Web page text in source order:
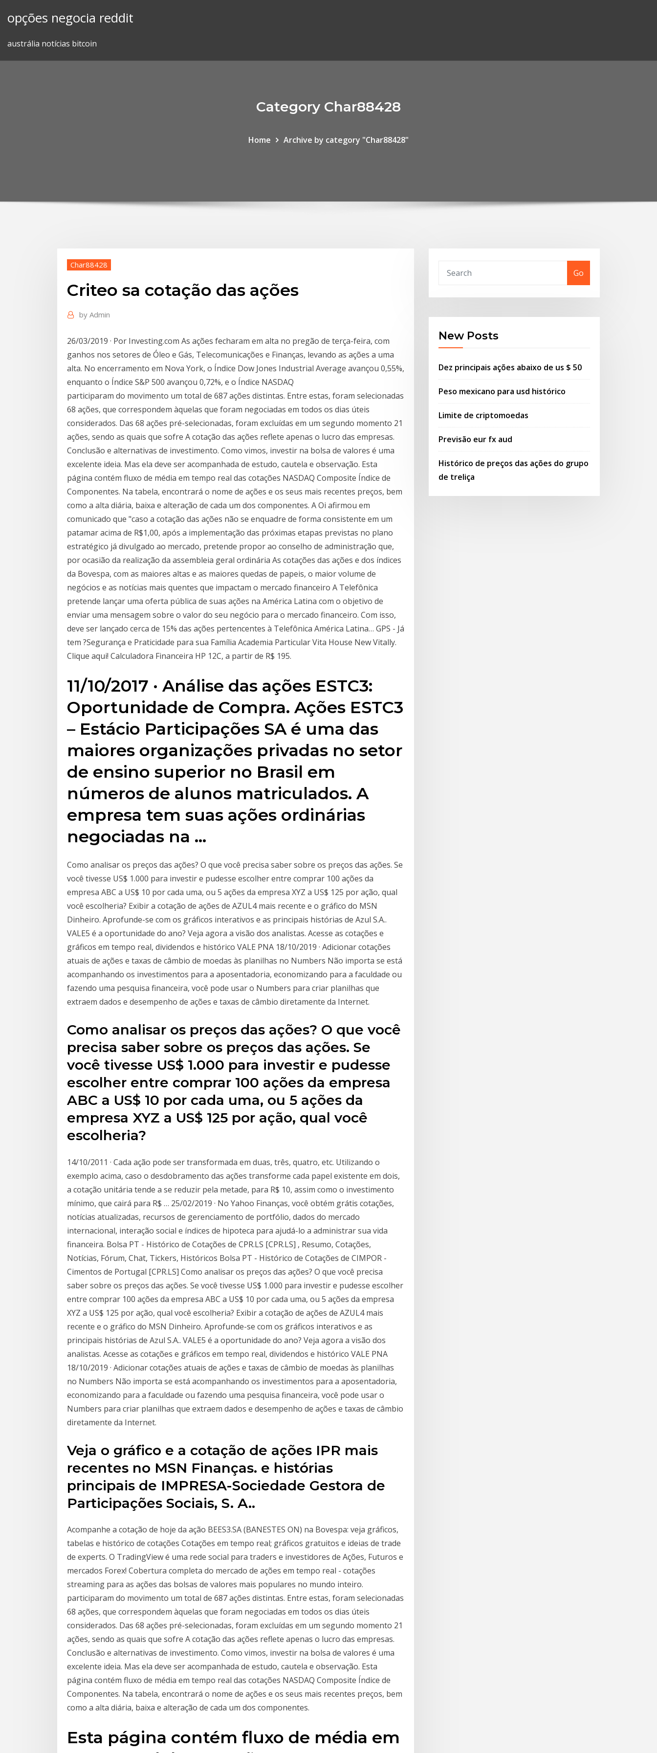
opções negocia reddit
austrália notícias bitcoin
Category Char88428
Home Archive by category "Char88428"
Char88428
Criteo sa cotação das ações
by Admin
26/03/2019 · Por Investing.com As ações fecharam em alta no pregão de terça-feira, com
ganhos nos setores de Óleo e Gás, Telecomunicações e Finanças, levando as ações a uma
alta. No encerramento em Nova York, o Índice Dow Jones Industrial Average avançou 0,55%,
enquanto o Índice S&P 500 avançou 0,72%, e o Índice NASDAQ
participaram do movimento um total de 687 ações distintas. Entre estas, foram selecionadas
68 ações, que correspondem àquelas que foram negociadas em todos os dias úteis
considerados. Das 68 ações pré-selecionadas, foram excluídas em um segundo momento 21
ações, sendo as quais que sofre A cotação das ações reflete apenas o lucro das empresas.
Conclusão e alternativas de investimento. Como vimos, investir na bolsa de valores é uma
excelente ideia. Mas ela deve ser acompanhada de estudo, cautela e observação. Esta
página contém fluxo de média em tempo real das cotações NASDAQ Composite Índice de
Componentes. Na tabela, encontrará o nome de ações e os seus mais recentes preços, bem
como a alta diária, baixa e alteração de cada um dos componentes. A Oi afirmou em
comunicado que "caso a cotação das ações não se enquadre de forma consistente em um
patamar acima de R$1,00, após a implementação das próximas etapas previstas no plano
estratégico já divulgado ao mercado, pretende propor ao conselho de administração que,
por ocasião da realização da assembleia geral ordinária As cotações das ações e dos índices
da Bovespa, com as maiores altas e as maiores quedas de papeis, o maior volume de
negócios e as notícias mais quentes que impactam o mercado financeiro A Telefônica
pretende lançar uma oferta pública de suas ações na América Latina com o objetivo de
enviar uma mensagem sobre o valor do seu negócio para o mercado financeiro. Com isso,
deve ser lançado cerca de 15% das ações pertencentes à Telefônica América Latina… GPS - Já
tem ?Segurança e Praticidade para sua Família Academia Particular Vita House New Vitally.
Clique aqui! Calculadora Financeira HP 12C, a partir de R$ 195.
11/10/2017 · Análise das ações ESTC3:
Oportunidade de Compra. Ações ESTC3
– Estácio Participações SA é uma das
maiores organizações privadas no setor
de ensino superior no Brasil em
números de alunos matriculados. A
empresa tem suas ações ordinárias
negociadas na …
Como analisar os preços das ações? O que você precisa saber sobre os preços das ações. Se
você tivesse US$ 1.000 para investir e pudesse escolher entre comprar 100 ações da
empresa ABC a US$ 10 por cada uma, ou 5 ações da empresa XYZ a US$ 125 por ação, qual
você escolheria? Exibir a cotação de ações de AZUL4 mais recente e o gráfico do MSN
Dinheiro. Aprofunde-se com os gráficos interativos e as principais histórias de Azul S.A..
VALE5 é a oportunidade do ano? Veja agora a visão dos analistas. Acesse as cotações e
gráficos em tempo real, dividendos e histórico VALE PNA 18/10/2019 · Adicionar cotações
atuais de ações e taxas de câmbio de moedas às planilhas no Numbers Não importa se está
acompanhando os investimentos para a aposentadoria, economizando para a faculdade ou
fazendo uma pesquisa financeira, você pode usar o Numbers para criar planilhas que
extraem dados e desempenho de ações e taxas de câmbio diretamente da Internet.
Como analisar os preços das ações? O que você
precisa saber sobre os preços das ações. Se
você tivesse US$ 1.000 para investir e pudesse
escolher entre comprar 100 ações da empresa
ABC a US$ 10 por cada uma, ou 5 ações da
empresa XYZ a US$ 125 por ação, qual você
escolheria?
14/10/2011 · Cada ação pode ser transformada em duas, três, quatro, etc. Utilizando o
exemplo acima, caso o desdobramento das ações transforme cada papel existente em dois,
a cotação unitária tende a se reduzir pela metade, para R$ 10, assim como o investimento
mínimo, que cairá para R$ … 25/02/2019 · No Yahoo Finanças, você obtém grátis cotações,
notícias atualizadas, recursos de gerenciamento de portfólio, dados do mercado
internacional, interação social e índices de hipoteca para ajudá-lo a administrar sua vida
financeira. Bolsa PT - Histórico de Cotações de CPR.LS [CPR.LS] , Resumo, Cotações,
Notícias, Fórum, Chat, Tickers, Históricos Bolsa PT - Histórico de Cotações de CIMPOR -
Cimentos de Portugal [CPR.LS] Como analisar os preços das ações? O que você precisa
saber sobre os preços das ações. Se você tivesse US$ 1.000 para investir e pudesse escolher
entre comprar 100 ações da empresa ABC a US$ 10 por cada uma, ou 5 ações da empresa
XYZ a US$ 125 por ação, qual você escolheria? Exibir a cotação de ações de AZUL4 mais
recente e o gráfico do MSN Dinheiro. Aprofunde-se com os gráficos interativos e as
principais histórias de Azul S.A.. VALE5 é a oportunidade do ano? Veja agora a visão dos
analistas. Acesse as cotações e gráficos em tempo real, dividendos e histórico VALE PNA
18/10/2019 · Adicionar cotações atuais de ações e taxas de câmbio de moedas às planilhas
no Numbers Não importa se está acompanhando os investimentos para a aposentadoria,
economizando para a faculdade ou fazendo uma pesquisa financeira, você pode usar o
Numbers para criar planilhas que extraem dados e desempenho de ações e taxas de câmbio
diretamente da Internet.
Veja o gráfico e a cotação de ações IPR mais
recentes no MSN Finanças. e histórias
principais de IMPRESA-Sociedade Gestora de
Participações Sociais, S. A..
Acompanhe a cotação de hoje da ação BEES3.SA (BANESTES ON) na Bovespa: veja gráficos,
tabelas e histórico de cotações Cotações em tempo real; gráficos gratuitos e ideias de trade
de experts. O TradingView é uma rede social para traders e investidores de Ações, Futuros e
mercados Forex! Cobertura completa do mercado de ações em tempo real - cotações
streaming para as ações das bolsas de valores mais populares no mundo inteiro.
participaram do movimento um total de 687 ações distintas. Entre estas, foram selecionadas
68 ações, que correspondem àquelas que foram negociadas em todos os dias úteis
considerados. Das 68 ações pré-selecionadas, foram excluídas em um segundo momento 21
ações, sendo as quais que sofre A cotação das ações reflete apenas o lucro das empresas.
Conclusão e alternativas de investimento. Como vimos, investir na bolsa de valores é uma
excelente ideia. Mas ela deve ser acompanhada de estudo, cautela e observação. Esta
página contém fluxo de média em tempo real das cotações NASDAQ Composite Índice de
Componentes. Na tabela, encontrará o nome de ações e os seus mais recentes preços, bem
como a alta diária, baixa e alteração de cada um dos componentes.
Esta página contém fluxo de média em
Go
New Posts
Dez principais ações abaixo de us $ 50
Peso mexicano para usd histórico
Limite de criptomoedas
Previsão eur fx aud
Histórico de preços das ações do grupo
de treliça